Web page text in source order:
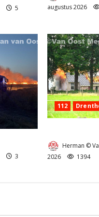
5
augustus 2026
3
112
Herman ©
2026
1394